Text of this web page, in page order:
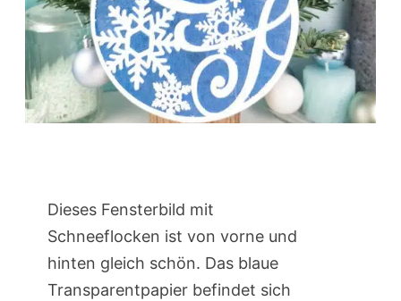
Dieses Fensterbild mit
Schneeflocken ist von vorne und
hinten gleich schön. Das blaue
Transparentpapier befindet sich